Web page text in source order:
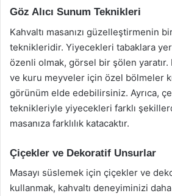
Göz Alıcı Sunum Teknikleri
Kahvaltı masanızı güzelleştirmenin
teknikleridir. Yiyecekleri tabaklara
özenli olmak, görsel bir şölen
ve kuru meyveler için özel bölmeler
görünüm elde edebilirsiniz. Ayrıca,
teknikleriyle yiyecekleri farklı
masanıza farklılık katacaktır.
Çiçekler ve Dekoratif Unsurlar
Masayı süslemek için çiçekler ve
kullanmak, kahvaltı deneyiminizi